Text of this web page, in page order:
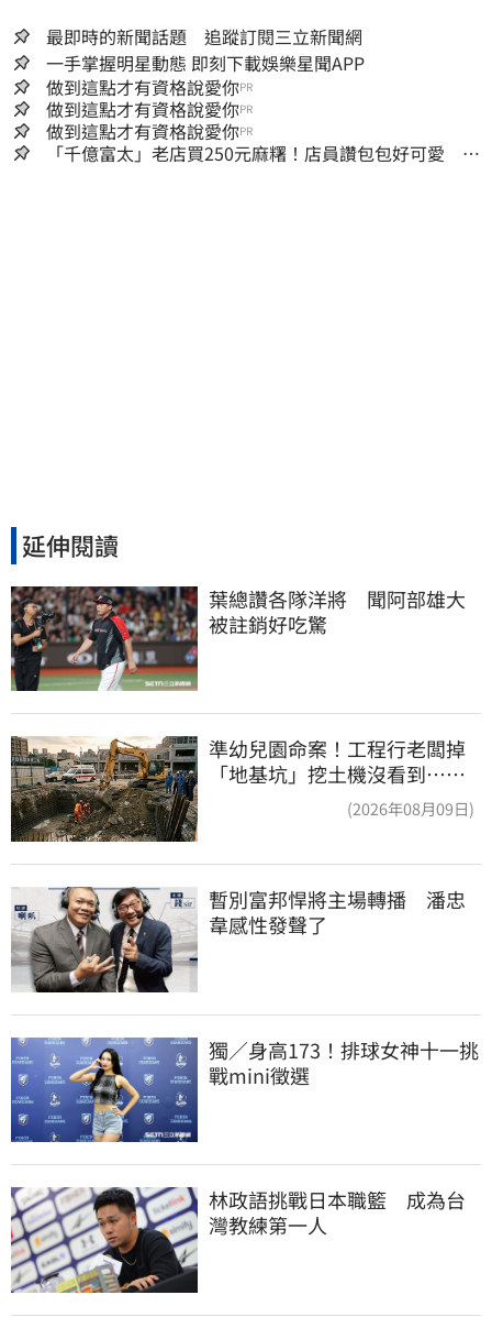
最即時的新聞話題 追蹤訂閱三立新聞網
一手掌握明星動態 即刻下載娛樂星聞APP
做到這點才有資格說愛你PR
做到這點才有資格說愛你PR
做到這點才有資格說愛你PR
「千億富太」老店買250元麻糬！店員讚包包好可愛 笑
延伸閱讀
葉總讚各隊洋將　聞阿部雄大
被註銷好吃驚
準幼兒園命案！工程行老闆掉
「地基坑」挖土機沒看到…下
(2026年08月09日)
暫別富邦悍將主場轉播　潘忠
韋感性發聲了
獨／身高173！排球女神十一挑
戰mini徵選
林政語挑戰日本職籃　成為台
灣教練第一人